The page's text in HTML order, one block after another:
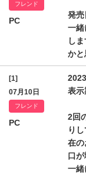
フレンド
PC
発売
一緒
し
かと
[1]
07月10日
フレンド
PC
表示
2回
り
在の
口
一緒